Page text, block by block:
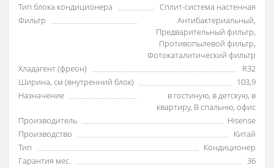
Тип блока кондиционера
Сплит-система настенная
Фильтр
Антибактериальный,
Предварительный фильтр,
Противопылевой фильтр,
Фотокаталитический фильтр
Хладагент (фреон)
R32
Ширина, см (внутренний блок)
103,9
Назначение
в гостиную, в детскую, в
квартиру, В спальню, офис
Производитель
Hisense
Производство
Китай
Тип
Кондиционер
Гарантия мес.
36